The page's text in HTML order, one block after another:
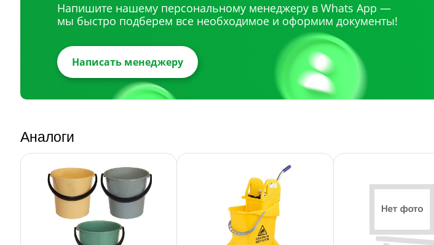
Напишите нашему персональному менеджеру в Whats App —
мы быстро подберем все необходимое и оформим документы!
Написать менеджеру
Аналоги